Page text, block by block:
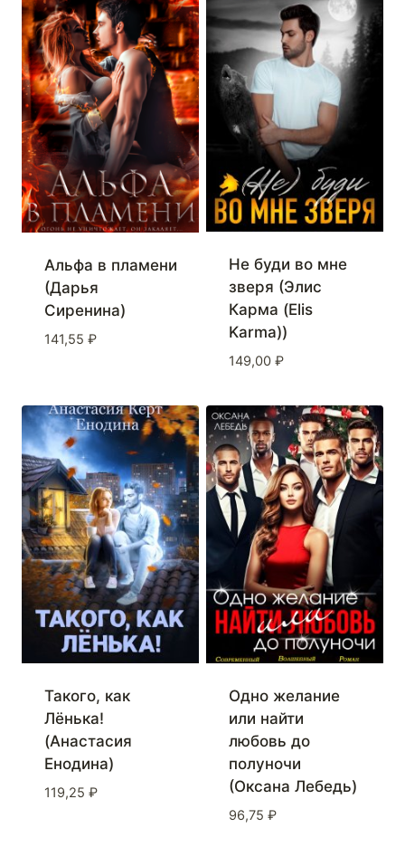
Альфа в пламени
(Дарья
Сиренина)
141,55 ₽
Не буди во мне
зверя (Элис
Карма (Elis
Karma))
149,00 ₽
Такого, как
Лёнька!
(Анастасия
Енодина)
119,25 ₽
Одно желание
или найти
любовь до
полуночи
(Оксана Лебедь)
96,75 ₽